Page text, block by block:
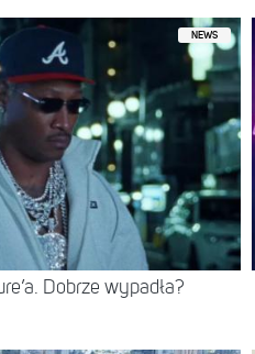
NEWS
Dobrze wypadła?